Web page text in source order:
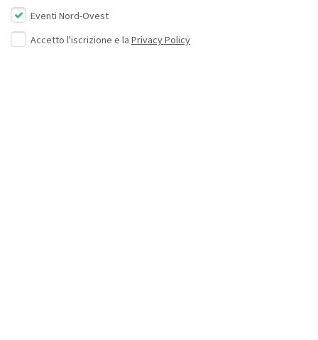
Eventi Nord-Ovest
Accetto l'iscrizione e la Privacy Policy